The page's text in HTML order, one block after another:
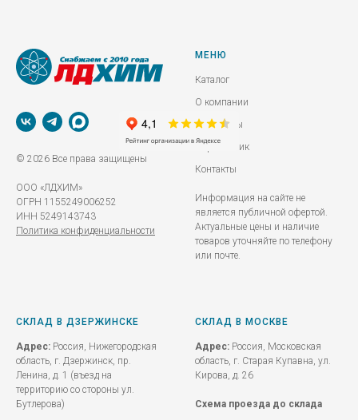
© 2026 Все права защищены
ООО «ЛДХИМ»
ОГРН 1155249006252
ИНН 5249143743
Политика конфиденциальности
МЕНЮ
Каталог
О компании
Реквизиты
Справочник
Контакты
Информация на сайте не
является публичной офертой.
Актуальные цены и наличие
товаров уточняйте по телефону
или почте.
СКЛАД В ДЗЕРЖИНСКЕ
Адрес: Россия, Нижегородская
область, г. Дзержинск, пр.
Ленина, д. 1 (въезд на
территорию со стороны ул.
Бутлерова)
СКЛАД В МОСКВЕ
Адрес: Россия, Московская
область, г. Старая Купавна, ул.
Кирова, д. 26
Схема проезда до склада